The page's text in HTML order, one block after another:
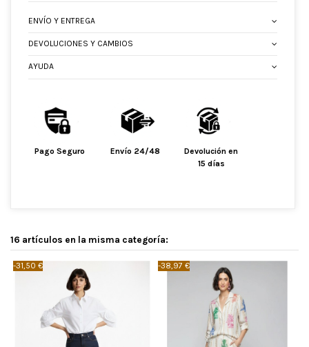
ENVÍO Y ENTREGA
DEVOLUCIONES Y CAMBIOS
AYUDA
Pago Seguro Envío 24/48
Devolución en
15 días
16 artículos en la misma categoría:
-31,50 € -38,97 €